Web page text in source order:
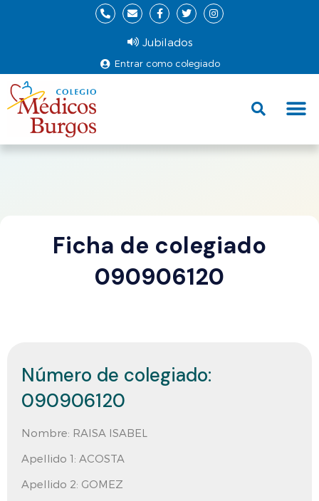
Entrar como colegiado
Jubilados
Ficha de colegiado
090906120
Número de colegiado:
090906120
Nombre: RAISA ISABEL
Apellido 1: ACOSTA
Apellido 2: GOMEZ